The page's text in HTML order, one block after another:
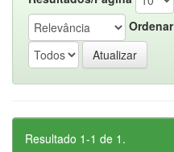
Ordenar
Resultado 1-1 de 1.